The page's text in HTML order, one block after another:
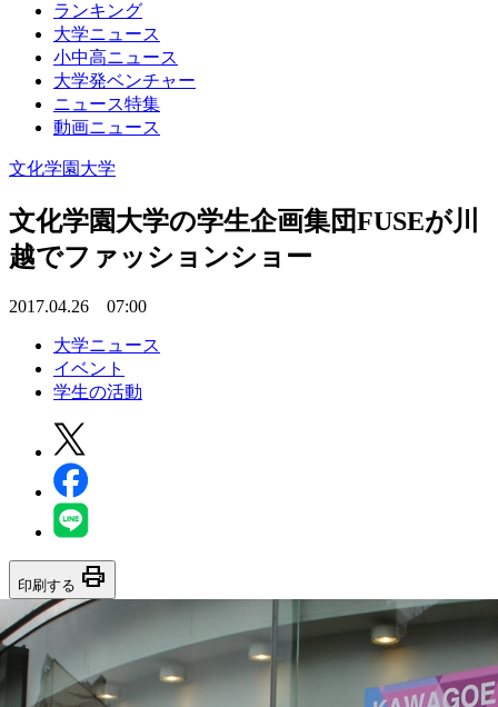
ランキング
大学ニュース
小中高ニュース
大学発ベンチャー
ニュース特集
動画ニュース
文化学園大学
文化学園大学の学生企画集団FUSEが川
越でファッションショー
2017.04.26 07:00
大学ニュース
イベント
学生の活動
印刷する print